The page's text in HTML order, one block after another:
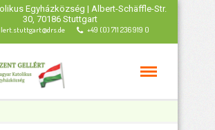
Egyházközség | Albert-Schäffle-Str.
30, 70186 Stuttgart
+49 (0) 711 236 919 0